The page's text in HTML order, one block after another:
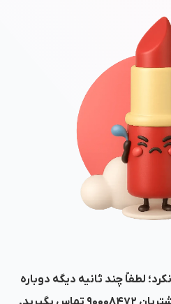
لطفاً چند ثانیه دیگه دوباره